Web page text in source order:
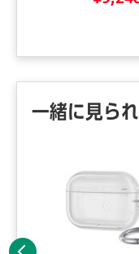
一緒に見ら